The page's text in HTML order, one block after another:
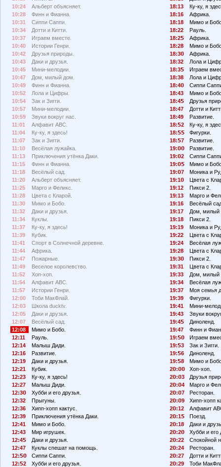
10:24
Альберт объясняет.
10:28
Финн и Фианна.
10:31
Сиппи Саппи.
10:34
Дотти и Китти.
10:37
Играем вместе.
10:40
Истории Генри.
10:42
Друзья природы.
10:43
Даки и друзья.
10:45
Мини-мелодии.
10:47
Дом, милый дом.
10:49
Финн и Фианна.
10:52
Лола и Цифры.
10:54
Зак и Зигги.
10:57
Мини-мелодии.
10:59
Звуки вокруг нас.
11:01
Алфавит АВС.
11:04
Ку-ку, я здесь!
11:07
Зак и Зигги.
11:10
Весёлая лужайка.
11:13
Приключения утёнка Даки.
11:15
Финн и Фианна.
11:18
Весёлый сад.
11:20
Альберт объясняет.
11:25
Марго и Феликс.
11:28
Цвета с Кларой.
11:30
Мимо и Бобо.
11:32
Даки и друзья.
11:34
Куклы.
11:37
Ку-ку, я здесь!
11:39
Кубик.
11:41
Спорт в Солнечной деревне.
11:44
Африка.
11:47
Пожарные.
11:49
Веселое королевство.
11:52
Хоп-хоп.
11:54
Алфавит АВС.
11:57
Истории Генри.
12:00
Тоби МакФлай.
12:03
Школа ducktv.
12:05
Даки и друзья.
12:07
Весёлый сад.
12:08
Мимо и Бобо.
12:11
Рауль.
12:14
Малыш Диди.
12:16
Развитие.
12:19
Даки и друзья.
12:21
Кубик.
12:23
Ку-ку, я здесь!
12:27
Малыш Диди.
12:3
Хубби и его друзья.
12:32
Прыгуны.
12:36
Хипп-хопп кактус.
12:39
Приключения утёнка Даки.
12:41
Мимо и Бобо.
12:43
Мир игрушек.
12:4
Даки и друзья.
12:47
Куклы спешат на помощь.
12:
Сиппи Саппи.
12:
2
Хубби и его друзья.
18:13
Ку-ку, я
18:16
Африка.
18:18
Мимо и
18:22
Рауль.
18:2
Африка.
18:28
Мимо и
18:3
Африка.
18:32
Лола и
18:3
Играем
18:38
Лола и
18:4
Сиппи
18:43
Мимо и
18:4
Друзья
18:47
Дотти и
18:49
Развитие.
18:
2
Ку-ку, я
18:
Фигурки.
18:
7
Развитие.
19:
Развитие.
19:
2
Сиппи
19:
Мимо и
19:
7
Моника и
19:1
Цвета с
19:12
Пикси 2.
19:13
Марго и
19:16
Весёлый
19:17
Дом, милый
19:18
Пикси 2.
19:19
Моника и
19:22
Цвета с
19:24
Весёлая
19:28
Цвета с
19:3
Пикси 2.
19:31
Цвета с
19:33
Дом, милый
19:34
Весёлая
19:37
Моя семья
19:39
Фигурки.
19:41
Мини-
19:43
Звуки
19:4
Диноленд.
19:47
Финн и
19:
Играем
19:
3
Зак и Зигги.
19:
6
Диноленд.
19:
8
Мимо и
2
:
Хоп-хоп.
2
: 3
Друзья
2
: 4
Марго и
2
: 7
Ресторан.
2
: 9
Хипп-хопп
2
:12
Алфавит
2
:1
Поезд.
2
:18
Даки и
2
:2
Хубби и его
2
:22
Спокойной
2
:24
Ресторан.
2
:27
Дотти и
2
:29
Тоби